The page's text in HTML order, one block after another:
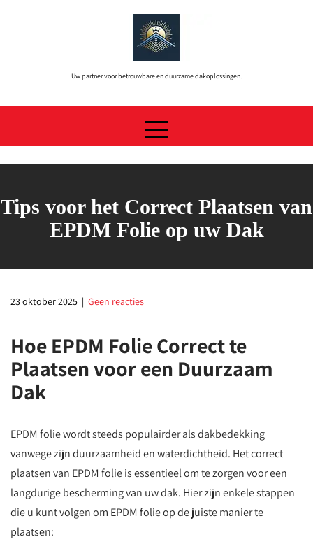
Uw partner voor betrouwbare en duurzame dakoplossingen.
Tips voor het Correct Plaatsen van
EPDM Folie op uw Dak
23 oktober 2025 | Geen reacties
Hoe EPDM Folie Correct te
Plaatsen voor een Duurzaam
Dak
EPDM folie wordt steeds populairder als dakbedekking
vanwege zijn duurzaamheid en waterdichtheid. Het correct
plaatsen van EPDM folie is essentieel om te zorgen voor een
langdurige bescherming van uw dak. Hier zijn enkele stappen
die u kunt volgen om EPDM folie op de juiste manier te
plaatsen: